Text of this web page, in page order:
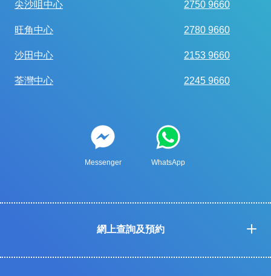
尖沙咀中心 2750 9660
旺角中心 2780 9660
沙田中心 2153 9660
荃灣中心 2245 9660
Messenger WhatsApp
網上查詢及預約